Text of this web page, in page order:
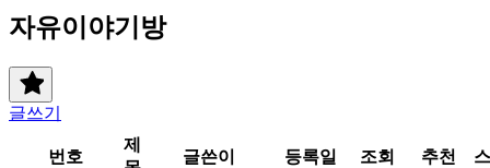
자유이야기방
글쓰기
번호
제
글쓴이 등록일 조회 추천